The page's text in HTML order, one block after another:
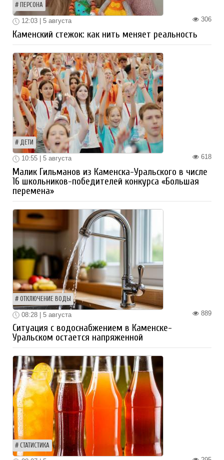
ПЕРСОНА
306
12:03 | 5 августа
Каменский стежок: как нить меняет реальность
ДЕТИ
618
10:55 | 5 августа
Малик Гильманов из Каменска-Уральского в числе
16 школьников-победителей конкурса «Большая
перемена»
ОТКЛЮЧЕНИЕ ВОДЫ
889
08:28 | 5 августа
Ситуация с водоснабжением в Каменске-
Уральском остается напряженной
СТАТИСТИКА